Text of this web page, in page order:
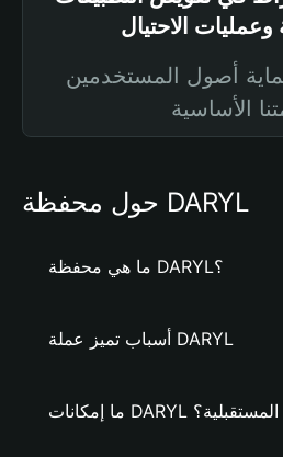
وعمليات الاحتيال
أصول المستخدمين
حول محفظة DARYL
ما هي محفظة DARYL؟
أسباب تميز عملة DARYL
ما إمكانات DARYL المستقبلية؟